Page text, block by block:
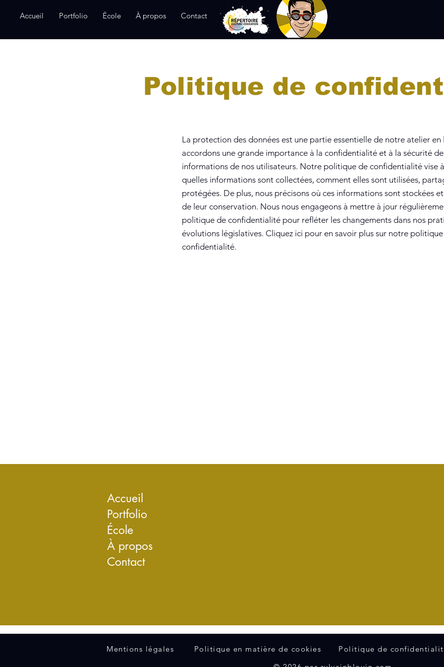
Accueil Portfolio École À propos Contact
Politique de
La protection des données est une partie essentielle de notre atelier en
accordons une grande importance à la confidentialité et à la sécurité
informations de nos utilisateurs. Notre politique de confidentialité vise
quelles informations sont collectées, comment elles sont utilisées,
protégées. De plus, nous précisons où ces informations sont stockées
de leur conservation. Nous nous engageons à mettre à jour
politique de confidentialité pour refléter les changements dans nos
évolutions législatives. Cliquez ici pour en savoir plus sur notre
confidentialité.
Accueil
Portfolio
École
À propos
Contact
Mentions légales Politique en matière de cookies
Politique de